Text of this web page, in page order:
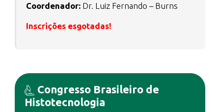
Coordenador: Dr. Luiz Fernando – Burns
Inscrições esgotadas!
Congresso Brasileiro de
Histotecnologia